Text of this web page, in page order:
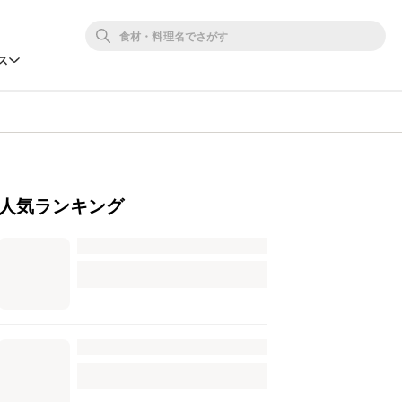
人気ランキング